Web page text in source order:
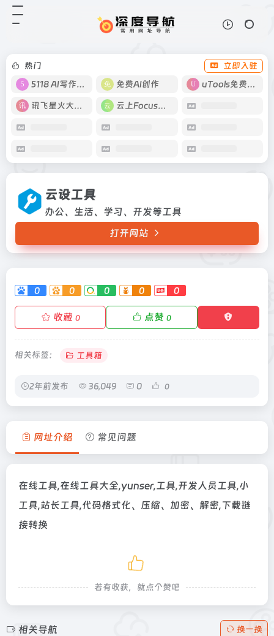
热门
立即入驻
5118 AI写作工具
免费AI创作 uTools免费工具箱
讯飞星火大模型 云上Focus接码
云设工具
办公、生活、学习、开发等工具
打开网站
0 0 0 0 0
收藏 0 点赞 0
相关标签： 工具箱
2年前发布 36,049 0 0
网址介绍 常见问题
在线工具,在线工具大全,yunser,工具,开发人员工具,小
工具,站长工具,代码格式化、压缩、加密、解密,下载链
接转换
若有收获，就点个赞吧
相关导航 换一换